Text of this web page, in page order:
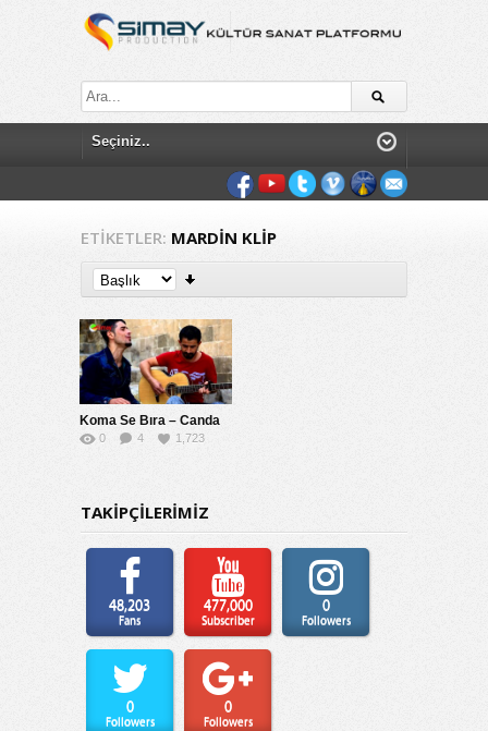
ETIKETLER: MARDIN KLIP
Koma Se Bıra – Canda
0 4 1,723
TAKİPÇİLERİMİZ
48,203
Fans
477,000
Subscriber
0
Followers
0
Followers
0
Followers